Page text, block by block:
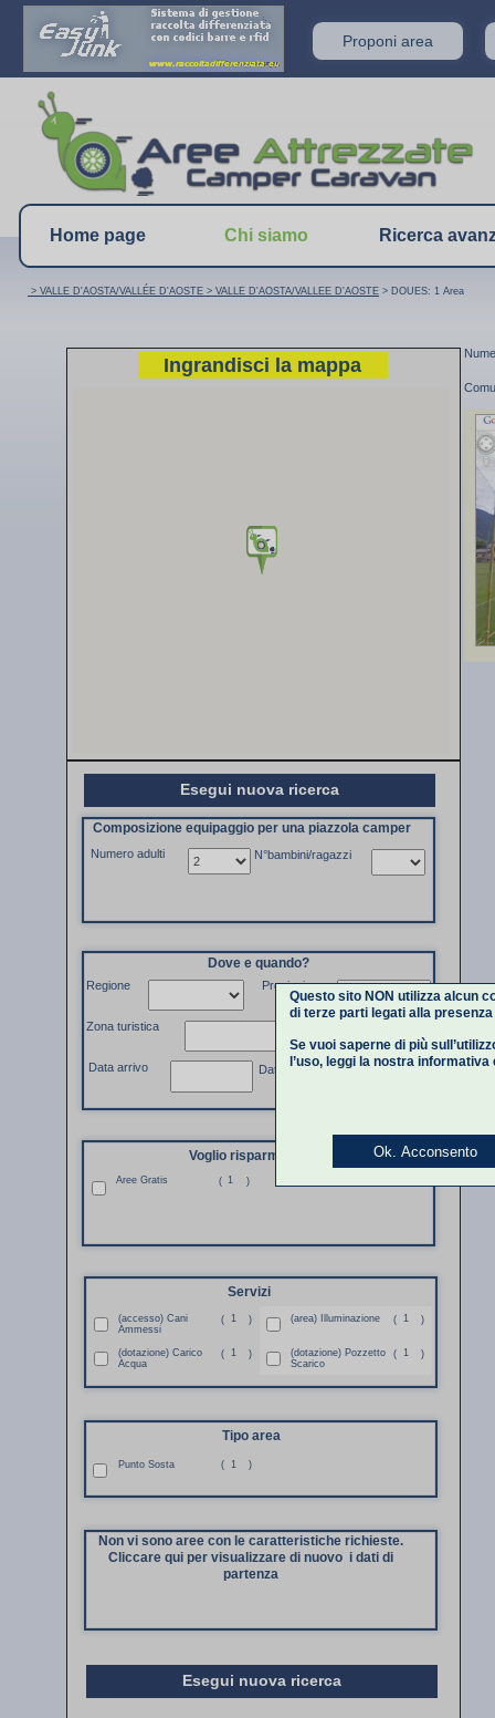
Proponi area
Home page Chi siamo Ricerca
Ingrandisci la mappa
Esegui nuova ricerca
Composizione equipaggio per una piazzola camper
Numero adulti N°bambini/ragazzi
Regione Provincia
Zona turistica
Data partenza
Data arrivo
Dove e quando?
Voglio risparmiare
( 1 )
Aree Gratis
Servizi
(accesso) Cani
Ammessi
( 1 ) (area) Illuminazione ( 1 )
(dotazione) Carico
Acqua
( 1 )
(dotazione) Pozzetto
Scarico
( 1 )
Tipo area
Punto Sosta ( 1 )
Non vi sono aree con le caratteristiche richieste.
Cliccare qui per visualizzare di nuovo i dati di
partenza
Esegui nuova ricerca
> VALLE D'AOSTA/VALLÉE D'AOSTE > VALLE D'AOSTA/VALLEE D'AOSTE > DOUES: 1 Area
Questo sito NON utilizza alcun
di terze parti legati alla
Se vuoi saperne di più
l’uso, leggi la nostra informativa
Ok. Acconsento